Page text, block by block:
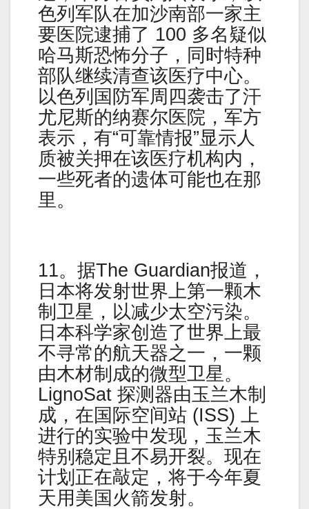
色列军队在加沙南部一家主
要医院逮捕了 100 多名疑似
哈马斯恐怖分子，同时特种
部队继续清查该医疗中心。
以色列国防军周四袭击了汗
尤尼斯的纳赛尔医院，军方
表示，有“可靠情报”显示人
质被关押在该医疗机构内，
一些死者的遗体可能也在那
里。
11。据The Guardian报道，
日本将发射世界上第一颗木
制卫星，以减少太空污染。
日本科学家创造了世界上最
不寻常的航天器之一，一颗
由木材制成的微型卫星。
LignoSat 探测器由玉兰木制
成，在国际空间站 (ISS) 上
进行的实验中发现，玉兰木
特别稳定且不易开裂。现在
计划正在敲定，将于今年夏
天用美国火箭发射。